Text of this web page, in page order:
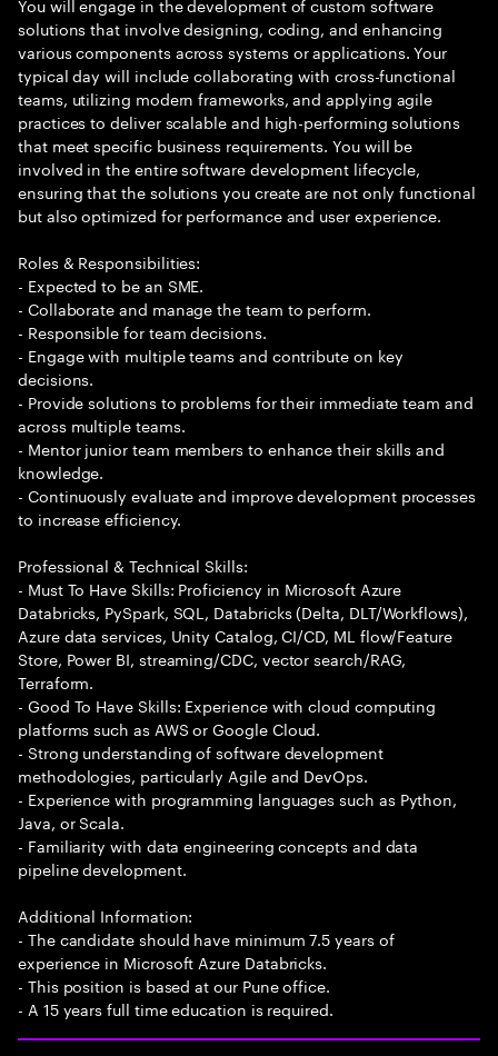
solutions that involve designing, coding, and enhancing
various components across systems or applications. Your
typical day will include collaborating with cross-functional
teams, utilizing modern frameworks, and applying agile
practices to deliver scalable and high-performing solutions
that meet specific business requirements. You will be
involved in the entire software development lifecycle,
ensuring that the solutions you create are not only functional
but also optimized for performance and user experience.
Roles & Responsibilities:
- Expected to be an SME.
- Collaborate and manage the team to perform.
- Responsible for team decisions.
- Engage with multiple teams and contribute on key
decisions.
- Provide solutions to problems for their immediate team and
across multiple teams.
- Mentor junior team members to enhance their skills and
knowledge.
- Continuously evaluate and improve development processes
to increase efficiency.
Professional & Technical Skills:
- Must To Have Skills: Proficiency in Microsoft Azure
Databricks, PySpark, SQL, Databricks (Delta, DLT/Workflows),
Azure data services, Unity Catalog, CI/CD, ML flow/Feature
Store, Power BI, streaming/CDC, vector search/RAG,
Terraform.
- Good To Have Skills: Experience with cloud computing
platforms such as AWS or Google Cloud.
- Strong understanding of software development
methodologies, particularly Agile and DevOps.
- Experience with programming languages such as Python,
Java, or Scala.
- Familiarity with data engineering concepts and data
pipeline development.
Additional Information:
- The candidate should have minimum 7.5 years of
experience in Microsoft Azure Databricks.
- This position is based at our Pune office.
- A 15 years full time education is required.